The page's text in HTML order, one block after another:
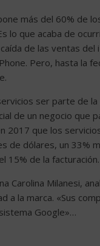
más del 60% de
lo que acaba de
de las ventas del
Pero, hasta la
ser parte de
de un negocio que
2017 que los
de dólares, un 33%
15% de la facturación.
Carolina Milanesi,
a la marca. «Sus
Google»…